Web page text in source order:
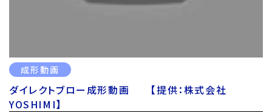
成形動画
ダイレクトブロー成形動画 【提供：株式会社
YOSHIMI】